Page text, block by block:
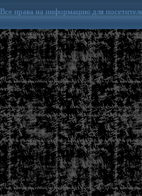
Все права на информацию для